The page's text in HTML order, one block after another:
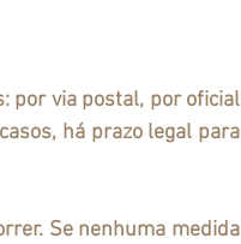
por via postal, por oficial
há prazo legal para
Se nenhuma medida